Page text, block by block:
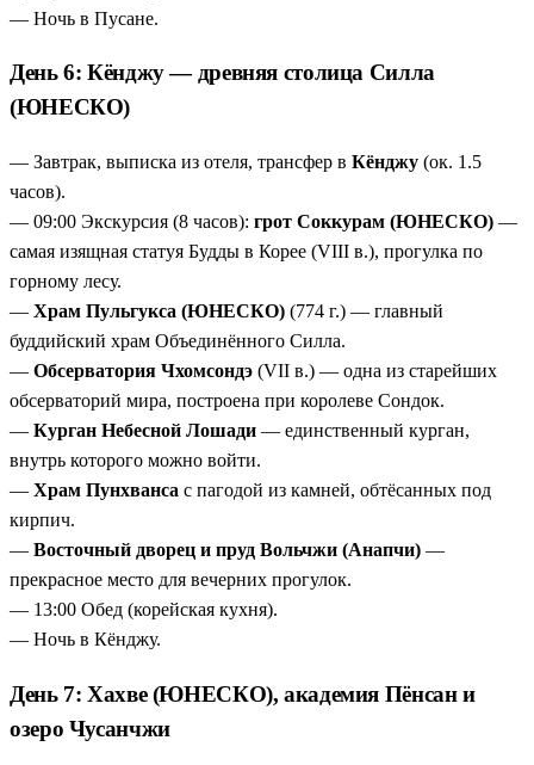
— Ночь в Пусане.
День 6: Кёнджу — древняя столица Силла
(ЮНЕСКО)
— Завтрак, выписка из отеля, трансфер в Кёнджу (ок. 1.5
часов).
— 09:00 Экскурсия (8 часов): грот Соккурам (ЮНЕСКО) —
самая изящная статуя Будды в Корее (VIII в.), прогулка по
горному лесу.
— Храм Пульгукса (ЮНЕСКО) (774 г.) — главный
буддийский храм Объединённого Силла.
— Обсерватория Чхомсондэ (VII в.) — одна из старейших
обсерваторий мира, построена при королеве Сондок.
— Курган Небесной Лошади — единственный курган,
внутрь которого можно войти.
— Храм Пунхванса с пагодой из камней, обтёсанных под
кирпич.
— Восточный дворец и пруд Вольчжи (Анапчи) —
прекрасное место для вечерних прогулок.
— 13:00 Обед (корейская кухня).
— Ночь в Кёнджу.
День 7: Хахве (ЮНЕСКО), академия Пёнсан и
озеро Чусанчжи